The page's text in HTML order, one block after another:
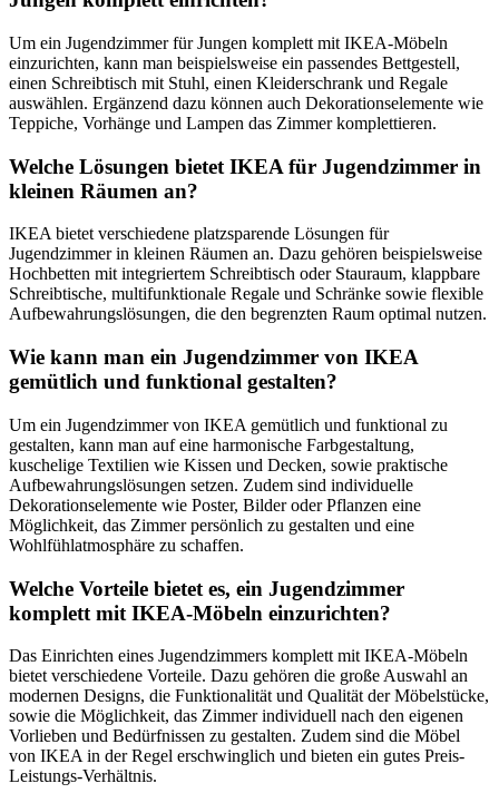
Um ein Jugendzimmer für Jungen komplett mit IKEA-Möbeln
einzurichten, kann man beispielsweise ein passendes Bettgestell,
einen Schreibtisch mit Stuhl, einen Kleiderschrank und Regale
auswählen. Ergänzend dazu können auch Dekorationselemente wie
Teppiche, Vorhänge und Lampen das Zimmer komplettieren.
Welche Lösungen bietet IKEA für Jugendzimmer in
kleinen Räumen an?
IKEA bietet verschiedene platzsparende Lösungen für
Jugendzimmer in kleinen Räumen an. Dazu gehören beispielsweise
Hochbetten mit integriertem Schreibtisch oder Stauraum, klappbare
Schreibtische, multifunktionale Regale und Schränke sowie flexible
Aufbewahrungslösungen, die den begrenzten Raum optimal nutzen.
Wie kann man ein Jugendzimmer von IKEA
gemütlich und funktional gestalten?
Um ein Jugendzimmer von IKEA gemütlich und funktional zu
gestalten, kann man auf eine harmonische Farbgestaltung,
kuschelige Textilien wie Kissen und Decken, sowie praktische
Aufbewahrungslösungen setzen. Zudem sind individuelle
Dekorationselemente wie Poster, Bilder oder Pflanzen eine
Möglichkeit, das Zimmer persönlich zu gestalten und eine
Wohlfühlatmosphäre zu schaffen.
Welche Vorteile bietet es, ein Jugendzimmer
komplett mit IKEA-Möbeln einzurichten?
Das Einrichten eines Jugendzimmers komplett mit IKEA-Möbeln
bietet verschiedene Vorteile. Dazu gehören die große Auswahl an
modernen Designs, die Funktionalität und Qualität der Möbelstücke,
sowie die Möglichkeit, das Zimmer individuell nach den eigenen
Vorlieben und Bedürfnissen zu gestalten. Zudem sind die Möbel
von IKEA in der Regel erschwinglich und bieten ein gutes Preis-
Leistungs-Verhältnis.